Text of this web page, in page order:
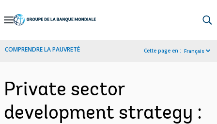
Skip
Navigation
COMPRENDRE LA PAUVRETÉ Cette page en : Français
Private sector
development strategy :